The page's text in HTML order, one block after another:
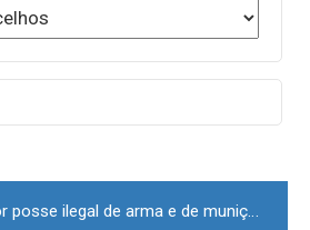
Pinhel: Detido por posse ilegal de arma e de munições proibidas